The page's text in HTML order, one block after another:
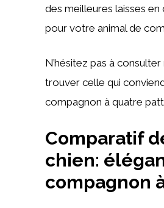
des meilleures laisses
pour votre animal de
N’hésitez pas à
trouver celle qui
compagnon à quatre
Comparatif
chien:
compagnon